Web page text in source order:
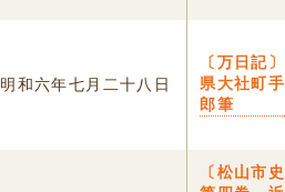
明和六年七月二十八日
〔万日記
県大社町
郎筆
〔松山